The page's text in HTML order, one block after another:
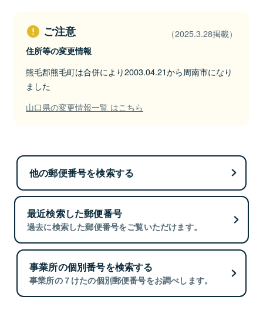
ご注意 （2025.3.28掲載）
住所等の変更情報
熊毛郡熊毛町は合併により2003.04.21から周南市になり
ました
山口県の変更情報一覧 はこちら
他の郵便番号を検索する
最近検索した郵便番号
過去に検索した郵便番号をご覧いただけます。
事業所の個別番号を検索する
事業所の７けたの個別郵便番号をお調べします。